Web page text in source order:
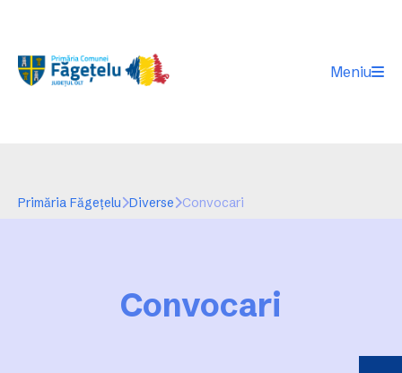
Meniu
Primăria Făgeţelu Diverse Convocari
Convocari